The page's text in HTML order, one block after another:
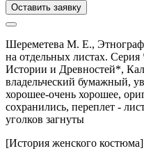
Оставить заявку
Шереметева М. Е.,
на отдельных листах.
Истории и Древностей*,
владельческий бумажный,
хорошее-очень хорошее,
сохранились, переплет -
уголков загнуты
[История женского